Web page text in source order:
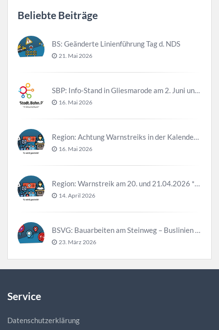
Beliebte Beiträge
BS: Geänderte Linienführung Tag d. NDS
21. Mai 2026
16. Mai 2026
16. Mai 2026
14. April 2026
23. März 2026
Service
Datenschutzerklärung